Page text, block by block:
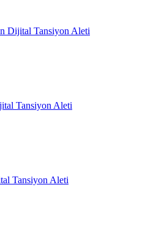
Dijital Tansiyon Aleti
Tansiyon Aleti
Tansiyon Aleti